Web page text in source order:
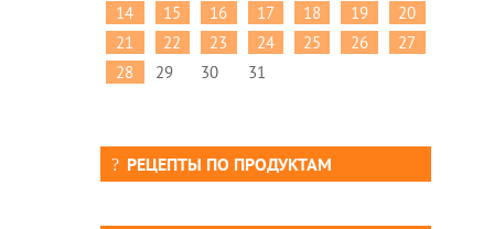
14
15 16 17 18 19
20
21
22 23 24 25 26
27
28
29 30 31
РЕЦЕПТЫ ПО ПРОДУКТАМ